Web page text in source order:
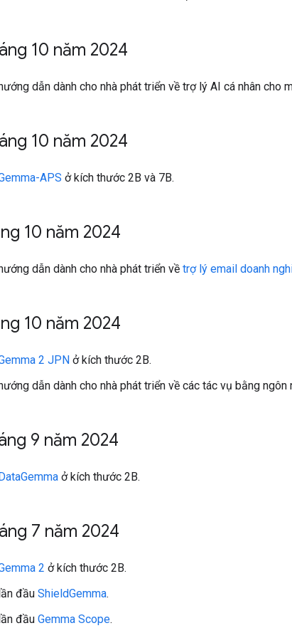
10 năm 2024
dẫn dành cho nhà phát triển về trợ lý AI cá nhân cho
10 năm 2024
APS ở kích thước 2B và 7B.
10 năm 2024
dẫn dành cho nhà phát triển về trợ lý email doanh
10 năm 2024
2 JPN ở kích thước 2B.
dẫn dành cho nhà phát triển về các tác vụ bằng ngôn
9 năm 2024
ở kích thước 2B.
7 năm 2024
2 ở kích thước 2B.
đầu ShieldGemma.
đầu Gemma Scope.